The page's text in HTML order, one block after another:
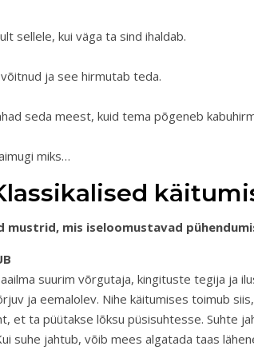
sellele, kui väga ta sind ihaldab.
ja see hirmutab teda.
seda meest, kuid tema põgeneb
miks…
mustrid, mis iseloomustavad
suurim võrgutaja, kingituste tegija ja
ja eemalolev. Nihe käitumises toimub
et ta püütakse lõksu püsisuhtesse. Suhte
suhe jahtub, võib mees algatada taas